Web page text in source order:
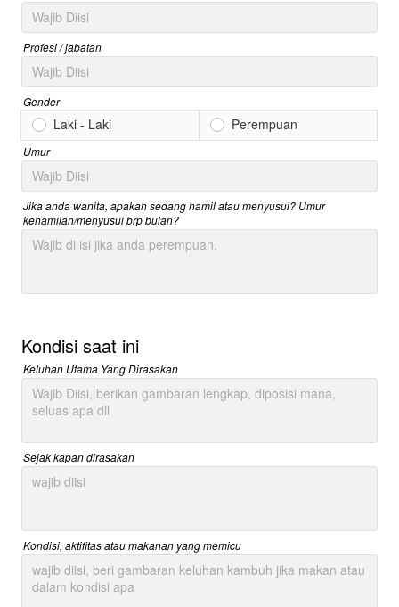
Profesi / jabatan
Gender
Laki - Laki Perempuan
Umur
Jika anda wanita, apakah sedang hamil atau menyusui? Umur
kehamilan/menyusui brp bulan?
Kondisi saat ini
Keluhan Utama Yang Dirasakan
Sejak kapan dirasakan
Kondisi, aktifitas atau makanan yang memicu